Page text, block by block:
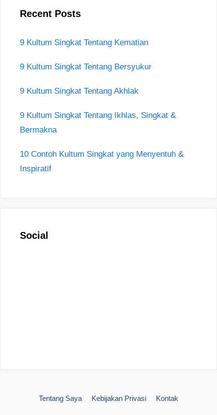
Recent Posts
9 Kultum Singkat Tentang Kematian
9 Kultum Singkat Tentang Bersyukur
9 Kultum Singkat Tentang Akhlak
9 Kultum Singkat Tentang Ikhlas, Singkat &
Bermakna
10 Contoh Kultum Singkat yang Menyentuh &
Inspiratif
Social
Tentang Saya Kebijakan Privasi Kontak